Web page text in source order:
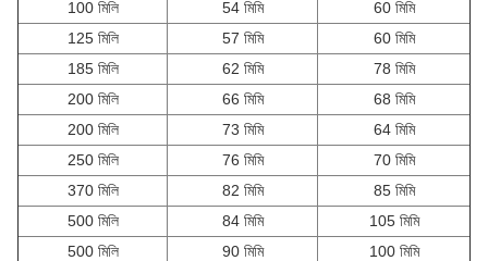
100 মিলি 54 মিমি
60 মিমি
125 মিলি
57 মিমি
60 মিমি
185 মিলি
62 মিমি
78 মিমি
200 মিলি
66 মিমি
68 মিমি
200 মিলি
73 মিমি
64 মিমি
250 মিলি
76 মিমি
70 মিমি
370 মিলি
82 মিমি
85 মিমি
500 মিলি
84 মিমি
105 মিমি
500 মিলি
90 মিমি
100 মিমি